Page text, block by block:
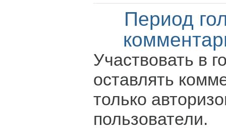
Период
Участвовать в
оставлять
только
пользователи.